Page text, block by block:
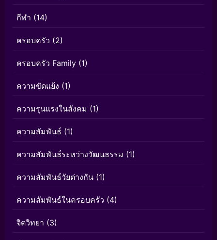
กีฬา (14)
ครอบครัว (2)
ครอบครัว Family (1)
ความขัดแย้ง (1)
ความรุนแรงในสังคม (1)
ความสัมพันธ์ (1)
ความสัมพันธ์ระหว่างวัฒนธรรม (1)
ความสัมพันธ์วัยต่างกัน (1)
ความสัมพันธ์ในครอบครัว (4)
จิตวิทยา (3)